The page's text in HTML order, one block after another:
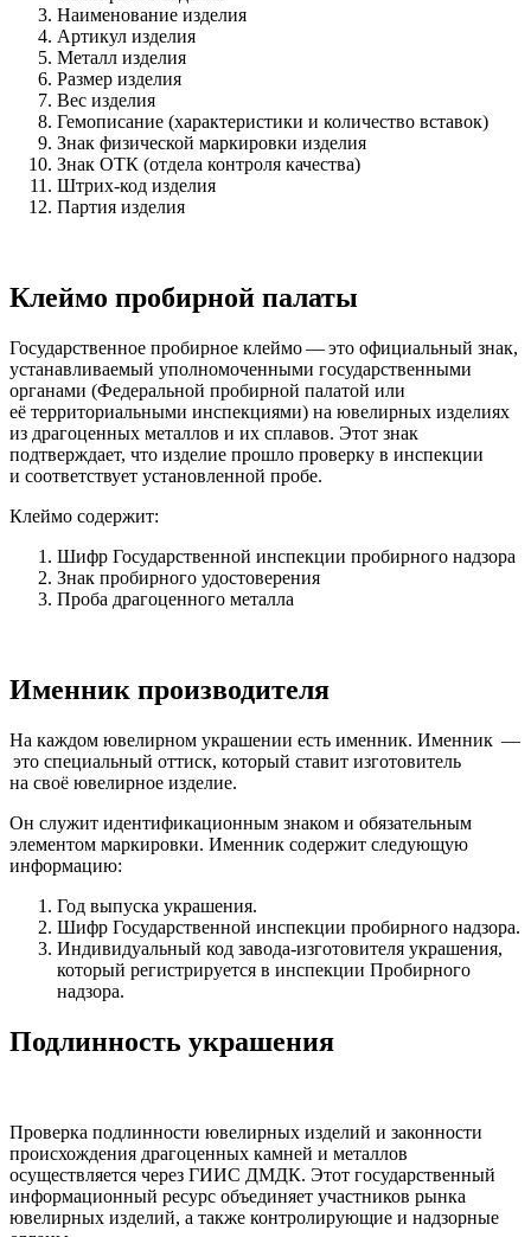
Наименование изделия
Артикул изделия
Металл изделия
Размер изделия
Вес изделия
Гемописание (характеристики и количество вставок)
Знак физической маркировки изделия
Знак ОТК (отдела контроля качества)
Штрих-код изделия
Партия изделия
Клеймо пробирной палаты
Государственное пробирное клеймо — это официальный знак,
устанавливаемый уполномоченными государственными
органами (Федеральной пробирной палатой или
её территориальными инспекциями) на ювелирных изделиях
из драгоценных металлов и их сплавов. Этот знак
подтверждает, что изделие прошло проверку в инспекции
и соответствует установленной пробе.
Клеймо содержит:
Шифр Государственной инспекции пробирного надзора
Знак пробирного удостоверения
Проба драгоценного металла
Именник производителя
На каждом ювелирном украшении есть именник. Именник —
это специальный оттиск, который ставит изготовитель
на своё ювелирное изделие.
Он служит идентификационным знаком и обязательным
элементом маркировки. Именник содержит следующую
информацию:
Год выпуска украшения.
Шифр Государственной инспекции пробирного надзора.
Индивидуальный код завода-изготовителя украшения,
который регистрируется в инспекции Пробирного
надзора.
Подлинность украшения
Проверка подлинности ювелирных изделий и законности
происхождения драгоценных камней и металлов
осуществляется через ГИИС ДМДК. Этот государственный
информационный ресурс объединяет участников рынка
ювелирных изделий, а также контролирующие и надзорные